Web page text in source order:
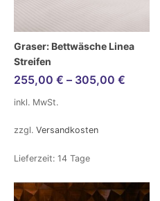
Graser: Bettwäsche Linea
Streifen
255,00 € – 305,00 €
inkl. MwSt.
zzgl. Versandkosten
Lieferzeit: 14 Tage